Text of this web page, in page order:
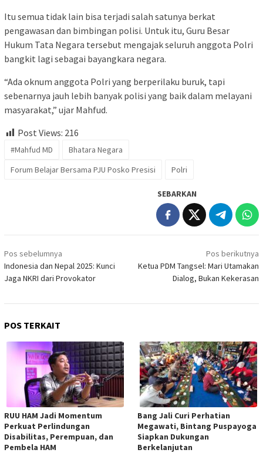
Itu semua tidak lain bisa terjadi salah satunya berkat
pengawasan dan bimbingan polisi. Untuk itu, Guru Besar
Hukum Tata Negara tersebut mengajak seluruh anggota Polri
bangkit lagi sebagai bayangkara negara.
“Ada oknum anggota Polri yang berperilaku buruk, tapi
sebenarnya jauh lebih banyak polisi yang baik dalam melayani
masyarakat,” ujar Mahfud.
Post Views: 216
#Mahfud MD
Bhatara Negara
Forum Belajar Bersama PJU Posko Presisi
Polri
SEBARKAN
Navigasi
pos
Pos sebelumnya
Indonesia dan Nepal 2025: Kunci
Jaga NKRI dari Provokator
Pos berikutnya
Ketua PDM Tangsel: Mari Utamakan
Dialog, Bukan Kekerasan
POS TERKAIT
RUU HAM Jadi Momentum
Perkuat Perlindungan
Disabilitas, Perempuan, dan
Pembela HAM
Bang Jali Curi Perhatian
Megawati, Bintang Puspayoga
Siapkan Dukungan
Berkelanjutan